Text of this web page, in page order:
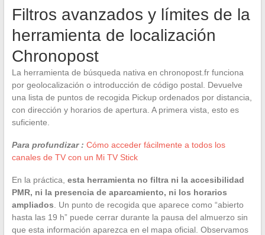
Filtros avanzados y límites de la
herramienta de localización
Chronopost
La herramienta de búsqueda nativa en chronopost.fr funciona
por geolocalización o introducción de código postal. Devuelve
una lista de puntos de recogida Pickup ordenados por distancia,
con dirección y horarios de apertura. A primera vista, esto es
suficiente.
Para profundizar : Cómo acceder fácilmente a todos los
canales de TV con un Mi TV Stick
En la práctica, esta herramienta no filtra ni la accesibilidad
PMR, ni la presencia de aparcamiento, ni los horarios
ampliados . Un punto de recogida que aparece como “abierto
hasta las 19 h” puede cerrar durante la pausa del almuerzo sin
que esta información aparezca en el mapa oficial. Observamos